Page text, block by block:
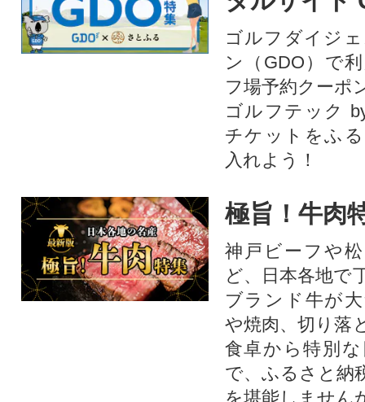
ゴルフダイジ
ン（GDO）で
フ場予約クーポ
ゴルフテック
チケットをふ
入れよう！
極旨！牛肉
神戸ビーフや
ど、日本各地で
ブランド牛が
や焼肉、切り落
食卓から特別
で、ふるさと納
を堪能しません